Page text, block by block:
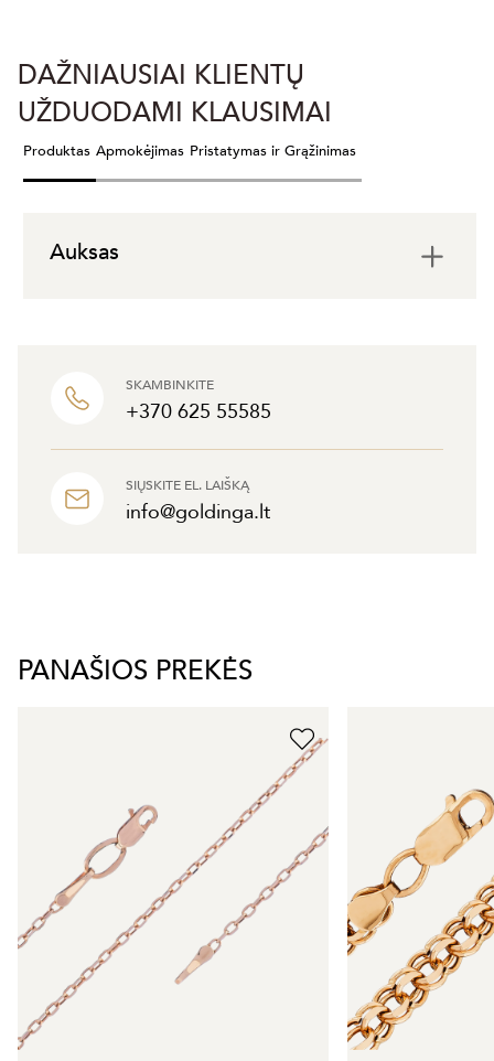
SKAMBINKITE
+370 625 55585
SIŲSKITE EL. LAIŠKĄ
info@goldinga.lt
DAŽNIAUSIAI KLIENTŲ
UŽDUODAMI KLAUSIMAI
Produktas Apmokėjimas Pristatymas ir Grąžinimas
Auksas
PANAŠIOS PREKĖS